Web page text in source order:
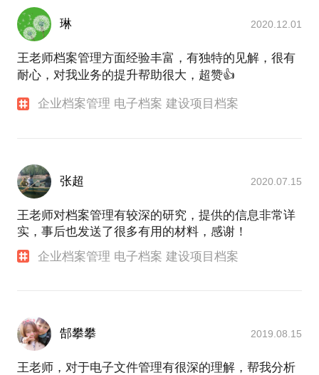
琳 2020.12.01
王老师档案管理方面经验丰富，有独特的见解，很有
耐心，对我业务的提升帮助很大，超赞👍
企业档案管理 电子档案 建设项目档案
张超 2020.07.15
王老师对档案管理有较深的研究，提供的信息非常详
实，事后也发送了很多有用的材料，感谢！
企业档案管理 电子档案 建设项目档案
郜攀攀 2019.08.15
王老师，对于电子文件管理有很深的理解，帮我分析